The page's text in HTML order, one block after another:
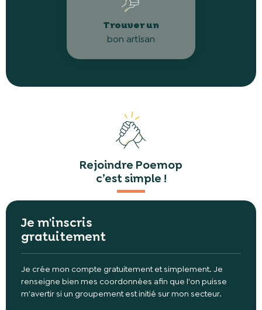
Trouver un
bon artisan
Rejoindre Poemop
c’est simple !
Je m'inscris
gratuitement
Je crée mon compte gratuitement et simplement. Je
renseigne bien mes coordonnées afin que l'on puisse
m'avertir si un groupement est initié sur mon secteur.